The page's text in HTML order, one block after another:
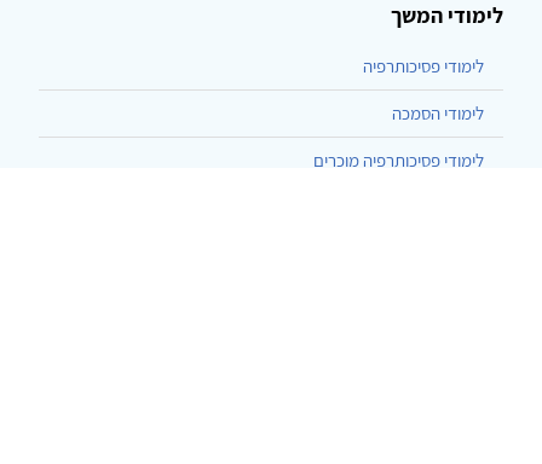
לימודי המשך
לימודי פסיכותרפיה
לימודי הסמכה
לימודי פסיכותרפיה מוכרים